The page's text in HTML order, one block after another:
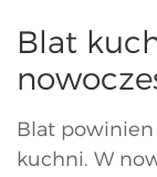
Blat
Blat powinien
kuchni. W